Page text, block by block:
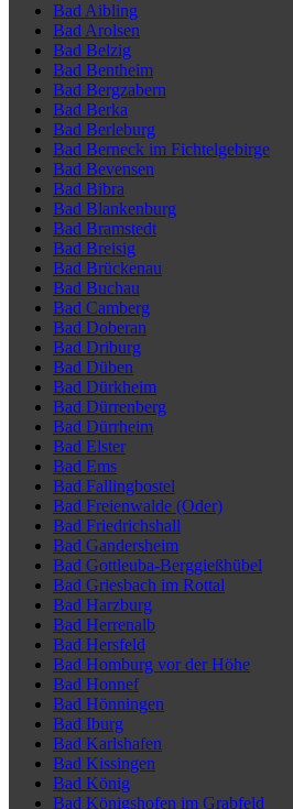
Bad Aibling
Bad Arolsen
Bad Belzig
Bad Bentheim
Bad Bergzabern
Bad Berka
Bad Berleburg
Bad Berneck im Fichtelgebirge
Bad Bevensen
Bad Bibra
Bad Blankenburg
Bad Bramstedt
Bad Breisig
Bad Brückenau
Bad Buchau
Bad Camberg
Bad Doberan
Bad Driburg
Bad Düben
Bad Dürkheim
Bad Dürrenberg
Bad Dürrheim
Bad Elster
Bad Ems
Bad Fallingbostel
Bad Freienwalde (Oder)
Bad Friedrichshall
Bad Gandersheim
Bad Gottleuba-Berggießhübel
Bad Griesbach im Rottal
Bad Harzburg
Bad Herrenalb
Bad Hersfeld
Bad Homburg vor der Höhe
Bad Honnef
Bad Hönningen
Bad Iburg
Bad Karlshafen
Bad Kissingen
Bad König
Bad Königshofen im Grabfeld